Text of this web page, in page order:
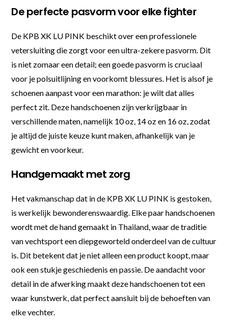
De perfecte pasvorm voor elke fighter
De KPB XK LU PINK beschikt over een professionele
vetersluiting die zorgt voor een ultra-zekere pasvorm. Dit
is niet zomaar een detail; een goede pasvorm is cruciaal
voor je polsuitlijning en voorkomt blessures. Het is alsof je
schoenen aanpast voor een marathon: je wilt dat alles
perfect zit. Deze handschoenen zijn verkrijgbaar in
verschillende maten, namelijk 10 oz, 14 oz en 16 oz, zodat
je altijd de juiste keuze kunt maken, afhankelijk van je
gewicht en voorkeur.
Handgemaakt met zorg
Het vakmanschap dat in de KPB XK LU PINK is gestoken,
is werkelijk bewonderenswaardig. Elke paar handschoenen
wordt met de hand gemaakt in Thailand, waar de traditie
van vechtsport een diepgeworteld onderdeel van de cultuur
is. Dit betekent dat je niet alleen een product koopt, maar
ook een stukje geschiedenis en passie. De aandacht voor
detail in de afwerking maakt deze handschoenen tot een
waar kunstwerk, dat perfect aansluit bij de behoeften van
elke vechter.